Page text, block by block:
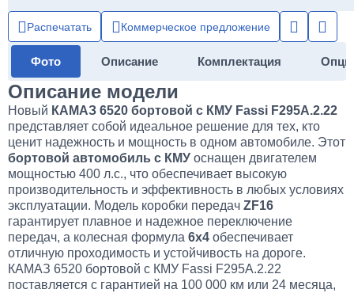
Распечатать Коммерческое предложение
Фото Описание Комплектация
Описание модели
Новый КАМАЗ 6520 бортовой с КМУ Fassi F295A.2.22
представляет собой идеальное решение для тех, кто
ценит надежность и мощность в одном автомобиле. Этот
бортовой автомобиль с КМУ оснащен двигателем
мощностью 400 л.с., что обеспечивает высокую
производительность и эффективность в любых условиях
эксплуатации. Модель коробки передач ZF16
гарантирует плавное и надежное переключение
передач, а колесная формула 6х4 обеспечивает
отличную проходимость и устойчивость на дороге.
КАМАЗ 6520 бортовой с КМУ Fassi F295A.2.22
поставляется с гарантией на 100 000 км или 24 месяца,